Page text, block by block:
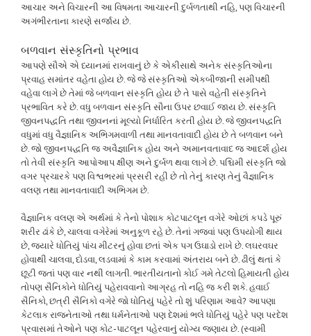
આચાર અને વિચારની આ વિષમતા આચારની દુર્બળતાથી નહિ, પણ વિચારની
અગંભીરતાના કારણે સર્જાય છે.
બળવાન સંસ્કૃતિનો પ્રભાવ
આપણે સૌએ એ ધ્યાનમાં રાખવાનું છે કે એકીસાથે અનેક સંસ્કૃતિઓના
પ્રવાહ સમાંતર વહેતા હોય છે. જે જે સંસ્કૃતિઓ એકબીજાની સમીપથી
વહેવા લાગે છે તેમાં જે બળવાન સંસ્કૃતિ હોય છે તે પાસે વહેતી સંસ્કૃતિને
પ્રભાવિત કરે છે. વધુ બળવાન સંસ્કૃતિ સૌના ઉપર છવાઈ જાય છે. સંસ્કૃતિ
જીવનપદ્ધતિ તથા જીવનનાં મૂલ્યો નિર્ધારિત કરતી હોય છે. જે જીવનપદ્ધતિ
વધુમાં વધુ વૈજ્ઞાનિક અભિગમવાળી તથા માનવતાવાદી હોય છે તે બળવાન બને
છે. જો જીવનપદ્ધતિ જ અવૈજ્ઞાનિક હોય અને અમાનવતાવાદ જ આદર્શ હોય
તો તેવી સંસ્કૃતિ આપોઆપ ક્ષીણ અને દુર્બળ થવા લાગે છે. પશ્ચિમી સંસ્કૃતિ જો
વગર પ્રચારકે પણ વિશ્વભરમાં પ્રસરી રહી છે તો તેનું કારણ તેનું વૈજ્ઞાનિક
વલણ તથા માનવતાવાદી અભિગમ છે.
વૈજ્ઞાનિક વલણ એ અર્થમાં કે તેનો પોશાક કોટપાટલૂન વગેરે ઓછાં કપડે પૂરું
શરીર ઢાંકે છે, ચાલવા વગેરેમાં અનુકૂળ રહે છે. તેનાં ગજવાં પણ ઉપયોગી થાય
છે, જ્યારે ધોતિયું પાંચ મીટરનું હોવા છતાં એક પગ ઉઘાડો રાખે છે. લઘરવઘર
હોવાથી ચાલવા, દોડવા, લડવામાં કે કામ કરવામાં અંતરાય બને છે. ઢીલું થતાં કે
છૂટી જતાં પણ વાર નથી લાગતી. ભારતીયતાનો કોઈ ગમે તેટલો હિમાયતી હોય
તોપણ સૈનિકોને ધોતિયું પહેરાવવાનો આગ્રહ તો નહિ જ કરી શકે. હવાઈ
સૈનિકો, છત્રી સૈનિકો વગેરે જો ધોતિયું પહેરે તો શું પરિણામ આવે? આપણા
કેટલાક રાજનેતાઓ તથા ધર્મનેતાઓ પણ દેશમાં ભલે ધોતિયું પહેરે પણ પરદેશ
પ્રવાસમાં તેઓને પણ કોટ-પાટલૂન પહેરવાનું યોગ્ય જણાય છે. (સ્વામી